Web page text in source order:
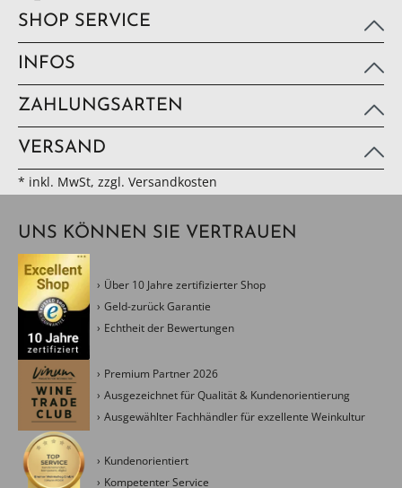
SHOP SERVICE
INFOS
ZAHLUNGSARTEN
VERSAND
* inkl. MwSt, zzgl. Versandkosten
UNS KÖNNEN SIE VERTRAUEN
Über 10 Jahre zertifizierter Shop
Geld-zurück Garantie
Echtheit der Bewertungen
Premium Partner 2026
Ausgezeichnet für Qualität & Kundenorientierung
Ausgewählter Fachhändler für exzellente Weinkultur
Kundenorientiert
Kompetenter Service